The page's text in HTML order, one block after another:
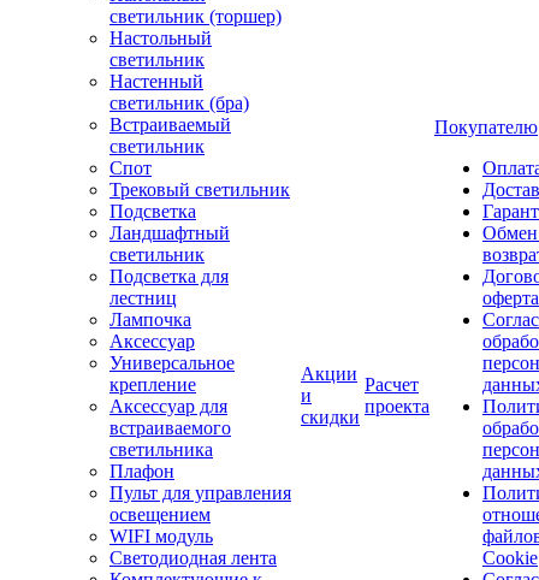
светильник (торшер)
Настольный
светильник
Настенный
светильник (бра)
Встраиваемый
светильник
Спот
Трековый светильник
Подсветка
Ландшафтный
светильник
Подсветка для
лестниц
Лампочка
Аксессуар
Универсальное
крепление
Аксессуар для
встраиваемого
светильника
Плафон
Пульт для управления
освещением
WIFI модуль
Светодиодная лента
Акции
и
скидки
Расчет
проекта
Покупателю
оферта
Cookie